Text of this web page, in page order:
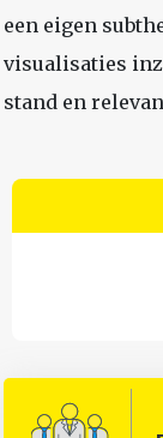
een eigen
visualisaties
stand en